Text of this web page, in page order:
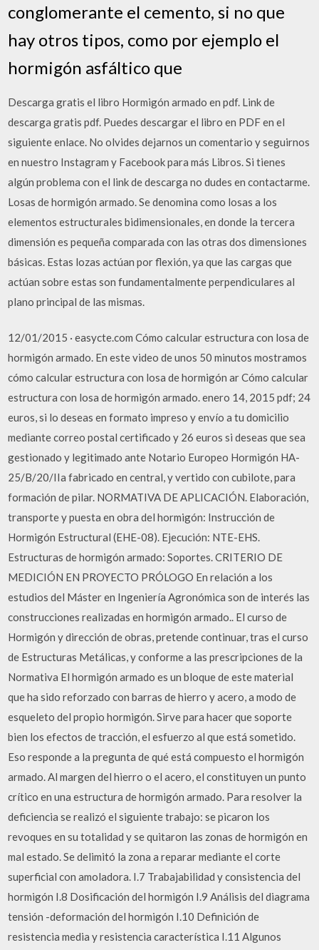
conglomerante el cemento, si no que
hay otros tipos, como por ejemplo el
hormigón asfáltico que
Descarga gratis el libro Hormigón armado en pdf. Link de
descarga gratis pdf. Puedes descargar el libro en PDF en el
siguiente enlace. No olvides dejarnos un comentario y seguirnos
en nuestro Instagram y Facebook para más Libros. Si tienes
algún problema con el link de descarga no dudes en contactarme.
Losas de hormigón armado. Se denomina como losas a los
elementos estructurales bidimensionales, en donde la tercera
dimensión es pequeña comparada con las otras dos dimensiones
básicas. Estas lozas actúan por flexión, ya que las cargas que
actúan sobre estas son fundamentalmente perpendiculares al
plano principal de las mismas.
12/01/2015 · easycte.com Cómo calcular estructura con losa de
hormigón armado. En este video de unos 50 minutos mostramos
cómo calcular estructura con losa de hormigón ar Cómo calcular
estructura con losa de hormigón armado. enero 14, 2015 pdf; 24
euros, si lo deseas en formato impreso y envío a tu domicilio
mediante correo postal certificado y 26 euros si deseas que sea
gestionado y legitimado ante Notario Europeo Hormigón HA-
25/B/20/IIa fabricado en central, y vertido con cubilote, para
formación de pilar. NORMATIVA DE APLICACIÓN. Elaboración,
transporte y puesta en obra del hormigón: Instrucción de
Hormigón Estructural (EHE-08). Ejecución: NTE-EHS.
Estructuras de hormigón armado: Soportes. CRITERIO DE
MEDICIÓN EN PROYECTO PRÓLOGO En relación a los
estudios del Máster en Ingeniería Agronómica son de interés las
construcciones realizadas en hormigón armado.. El curso de
Hormigón y dirección de obras, pretende continuar, tras el curso
de Estructuras Metálicas, y conforme a las prescripciones de la
Normativa El hormigón armado es un bloque de este material
que ha sido reforzado con barras de hierro y acero, a modo de
esqueleto del propio hormigón. Sirve para hacer que soporte
bien los efectos de tracción, el esfuerzo al que está sometido.
Eso responde a la pregunta de qué está compuesto el hormigón
armado. Al margen del hierro o el acero, el constituyen un punto
crítico en una estructura de hormigón armado. Para resolver la
deficiencia se realizó el siguiente trabajo: se picaron los
revoques en su totalidad y se quitaron las zonas de hormigón en
mal estado. Se delimitó la zona a reparar mediante el corte
superficial con amoladora. I.7 Trabajabilidad y consistencia del
hormigón I.8 Dosificación del hormigón I.9 Análisis del diagrama
tensión -deformación del hormigón I.10 Definición de
resistencia media y resistencia característica I.11 Algunos